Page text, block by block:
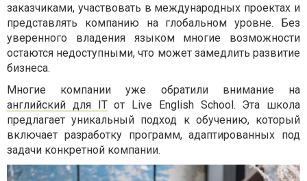
заказчиками, участвовать в международных проектах и
представлять компанию на глобальном уровне. Без
уверенного владения языком многие возможности
остаются недоступными, что может замедлить развитие
бизнеса.
Многие компании уже обратили внимание на
английский для ІТот Live English School. Эта школа
предлагает уникальный подход к обучению, который
включает разработку программ, адаптированных под
задачи конкретной компании.